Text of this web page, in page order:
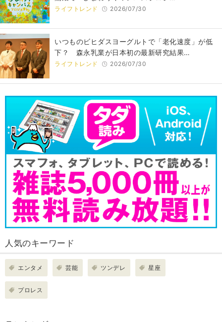
ライフトレンド 2026/07/30
いつものビヒダスヨーグルトで「老化速度」が低
下？ 森永乳業が日本初の最新研究結果…
ライフトレンド 2026/07/30
人気のキーワード
エンタメ 芸能 ツンデレ 星座
プロレス